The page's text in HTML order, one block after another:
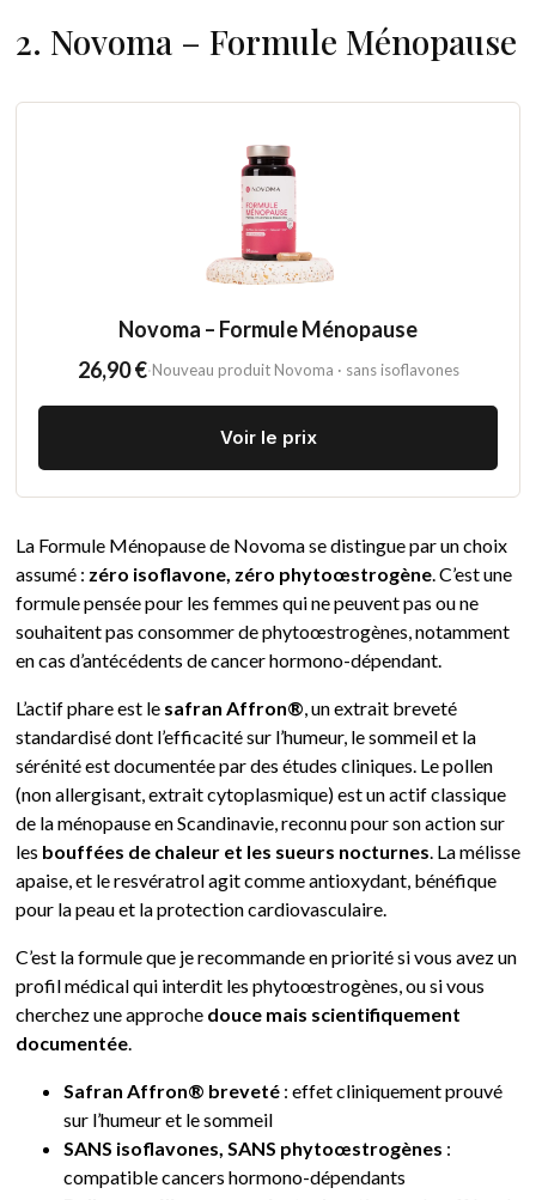
2. Novoma – Formule Ménopause
Novoma – Formule Ménopause
26,90 €·Nouveau produit Novoma · sans isoflavones
Voir le prix
La Formule Ménopause de Novoma se distingue par un choix
assumé : zéro isoflavone, zéro phytoœstrogène . C’est une
formule pensée pour les femmes qui ne peuvent pas ou ne
souhaitent pas consommer de phytoœstrogènes, notamment
en cas d’antécédents de cancer hormono-dépendant.
L’actif phare est le safran Affron® , un extrait breveté
standardisé dont l’efficacité sur l’humeur, le sommeil et la
sérénité est documentée par des études cliniques. Le pollen
(non allergisant, extrait cytoplasmique) est un actif classique
de la ménopause en Scandinavie, reconnu pour son action sur
les bouffées de chaleur et les sueurs nocturnes . La mélisse
apaise, et le resvératrol agit comme antioxydant, bénéfique
pour la peau et la protection cardiovasculaire.
C’est la formule que je recommande en priorité si vous avez un
profil médical qui interdit les phytoœstrogènes, ou si vous
cherchez une approche douce mais scientifiquement
documentée
Safran Affron® breveté : effet cliniquement prouvé
sur l’humeur et le sommeil
SANS isoflavones, SANS phytoœstrogènes :
compatible cancers hormono-dépendants